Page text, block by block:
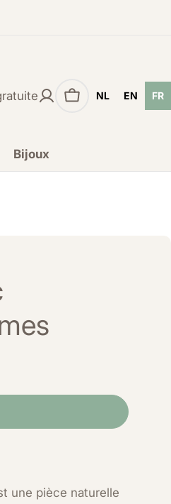
Panier
NL EN FR
Bijoux
Media 2 dans une fenêtre
de l'eau – 328 grammes
avec de l'eau incluse –
une pièce naturelle